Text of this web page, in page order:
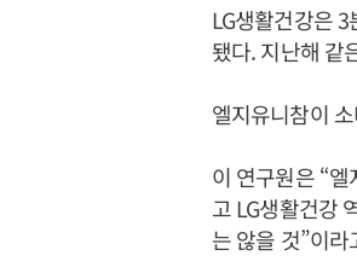
LG생활건강은
됐다. 지난해 같
엘지유니참이
이 연구원은 “
고 LG생활건강
는 않을 것”이